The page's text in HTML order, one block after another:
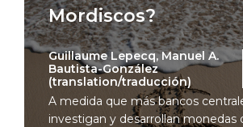
Mordiscos?
Guillaume Lepecq, Manuel A.
Bautista-González
(translation/traducción)
A medida que más bancos
investigan y desarrollan monedas